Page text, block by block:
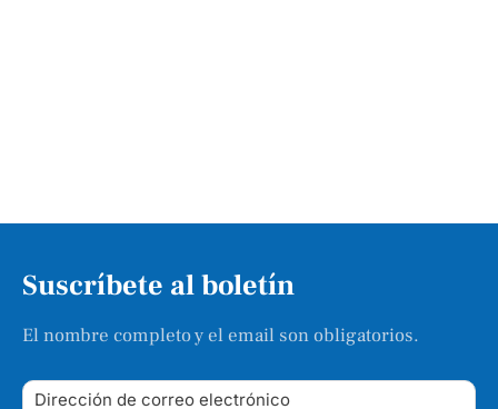
Suscríbete al boletín
El nombre completo y el email son obligatorios.